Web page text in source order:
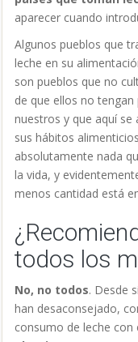
todos los
No, no todos
. Desde
han desaconsejado,
consumo de leche con
alergias
En cuanto a los
casi todos. Ellos se
facultades. Allí no se
pueda ocasionar
admitido y lo que
que se sabe y lo que
los médicos, sino de lo
económico, en este
industria láctea.
La información que